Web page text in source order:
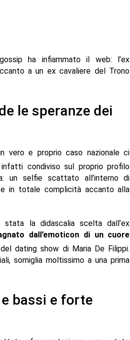
ha infiammato il web: l’ex
a un ex cavaliere del Trono
le speranze dei
vero e proprio caso nazionale ci
condiviso sul proprio profilo
un selfie scattato all’interno di
e in totale complicità accanto alla
stata la didascalia scelta dall’ex
dall’emoticon di un cuore
dating show di Maria De Filippi.
somiglia moltissimo a una prima
bassi e forte